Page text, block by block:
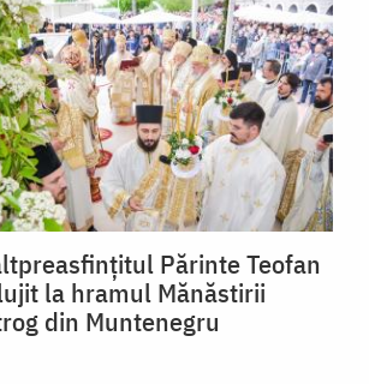
Părinte Teofan
la hramul Mănăstirii
din Muntenegru